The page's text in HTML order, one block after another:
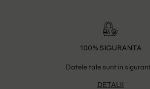
100% SIGURANTA
Datele tale sunt in
DETALII